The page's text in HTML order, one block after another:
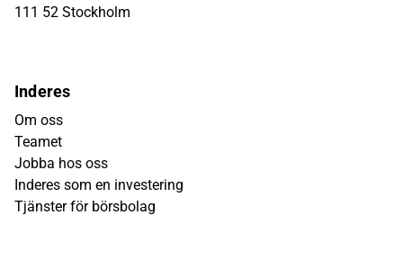
111 52 Stockholm
Inderes
Om oss
Teamet
Jobba hos oss
Inderes som en investering
Tjänster för börsbolag